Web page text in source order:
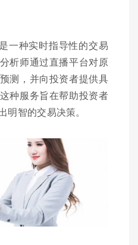
一种实时指导性的交易
析师通过直播平台对原
测，并向投资者提供具
种服务旨在帮助投资者
明智的交易决策。